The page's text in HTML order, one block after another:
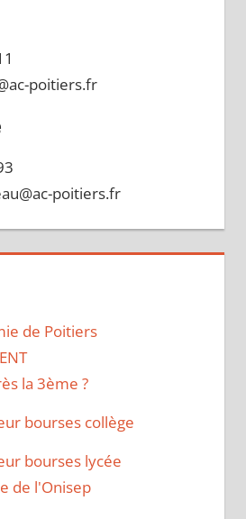
poitiers.fr
poitiers.fr
de Poitiers
ENT
la 3ème ?
bourses collège
bourses lycée
de l'Onisep